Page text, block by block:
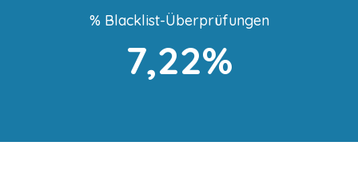
% Blacklist-Überprüfungen
7,22%